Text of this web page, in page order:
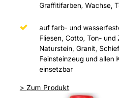
Graffitifarben, Wachse,
auf farb- und
Fliesen, Cotto, Ton-
Naturstein, Granit,
Feinsteinzeug und allen
einsetzbar
> Zum Produkt